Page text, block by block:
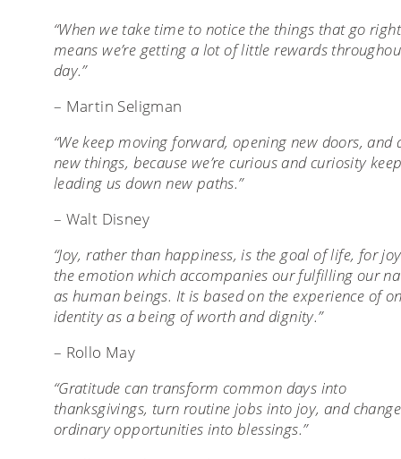
“When we take time to notice the things that go
means we’re getting a lot of little rewards
day.”
– Martin Seligman
“We keep moving forward, opening new doors, and
new things, because we’re curious and curiosity
leading us down new paths.”
– Walt Disney
“Joy, rather than happiness, is the goal of life, for
the emotion which accompanies our fulfilling our
as human beings. It is based on the experience of
identity as a being of worth and dignity.”
– Rollo May
“Gratitude can transform common days into
thanksgivings, turn routine jobs into joy, and change
ordinary opportunities into blessings.”